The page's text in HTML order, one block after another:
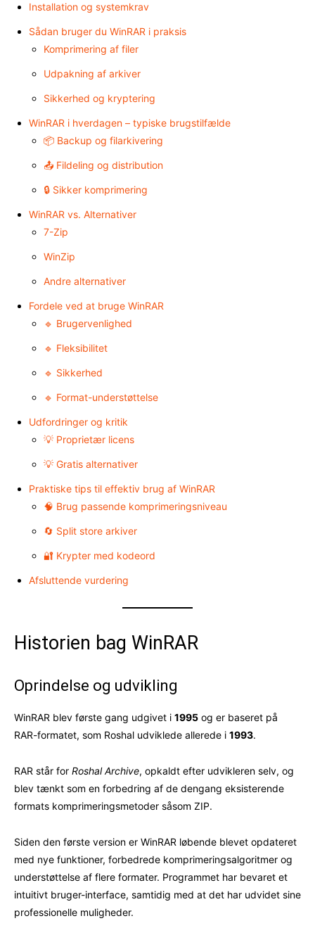
Installation og systemkrav
Sådan bruger du WinRAR i praksis
Komprimering af filer
Udpakning af arkiver
Sikkerhed og kryptering
WinRAR i hverdagen – typiske brugstilfælde
📦 Backup og filarkivering
📤 Fildeling og distribution
🔒 Sikker komprimering
WinRAR vs. Alternativer
7-Zip
WinZip
Andre alternativer
Fordele ved at bruge WinRAR
🔹 Brugervenlighed
🔹 Fleksibilitet
🔹 Sikkerhed
🔹 Format-understøttelse
Udfordringer og kritik
💡 Proprietær licens
💡 Gratis alternativer
Praktiske tips til effektiv brug af WinRAR
🧠 Brug passende komprimeringsniveau
🔄 Split store arkiver
🔐 Krypter med kodeord
Afsluttende vurdering
Historien bag WinRAR
Oprindelse og udvikling
WinRAR blev første gang udgivet i 1995 og er baseret på
RAR-formatet, som Roshal udviklede allerede i 1993.
RAR står for Roshal Archive, opkaldt efter udvikleren selv, og
blev tænkt som en forbedring af de dengang eksisterende
formats komprimeringsmetoder såsom ZIP.
Siden den første version er WinRAR løbende blevet opdateret
med nye funktioner, forbedrede komprimeringsalgoritmer og
understøttelse af flere formater. Programmet har bevaret et
intuitivt bruger-interface, samtidig med at det har udvidet sine
professionelle muligheder.